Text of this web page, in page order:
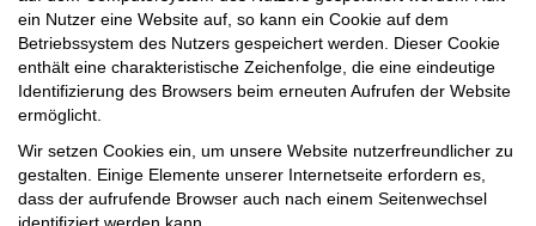
ein Nutzer eine Website auf, so kann ein Cookie auf dem
Betriebssystem des Nutzers gespeichert werden. Dieser Cookie
enthält eine charakteristische Zeichenfolge, die eine eindeutige
Identifizierung des Browsers beim erneuten Aufrufen der Website
ermöglicht.
Wir setzen Cookies ein, um unsere Website nutzerfreundlicher zu
gestalten. Einige Elemente unserer Internetseite erfordern es,
dass der aufrufende Browser auch nach einem Seitenwechsel